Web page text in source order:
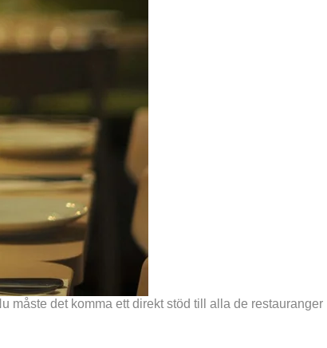
måste det komma ett direkt stöd till alla de restauranger